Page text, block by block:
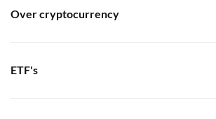
Over cryptocurrency
ETF's